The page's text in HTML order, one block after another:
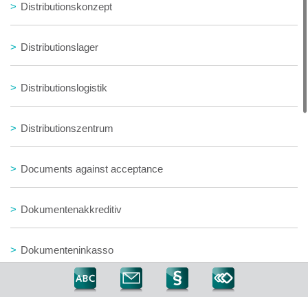
> Distributionskonzept
> Distributionslager
> Distributionslogistik
> Distributionszentrum
> Documents against acceptance
> Dokumentenakkreditiv
> Dokumenteninkasso